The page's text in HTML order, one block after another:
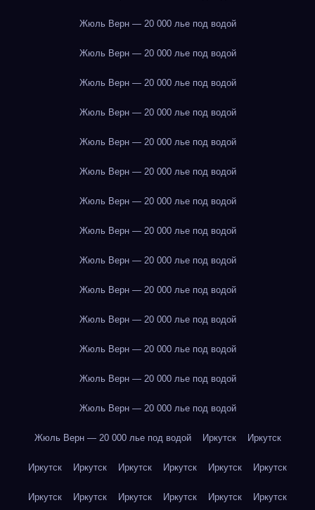
Жюль Верн — 20 000 лье под водой
Жюль Верн — 20 000 лье под водой
Жюль Верн — 20 000 лье под водой
Жюль Верн — 20 000 лье под водой
Жюль Верн — 20 000 лье под водой
Жюль Верн — 20 000 лье под водой
Жюль Верн — 20 000 лье под водой
Жюль Верн — 20 000 лье под водой
Жюль Верн — 20 000 лье под водой
Жюль Верн — 20 000 лье под водой
Жюль Верн — 20 000 лье под водой
Жюль Верн — 20 000 лье под водой
Жюль Верн — 20 000 лье под водой
Жюль Верн — 20 000 лье под водой
Жюль Верн — 20 000 лье под водой Иркутск Иркутск
Иркутск Иркутск Иркутск Иркутск Иркутск Иркутск
Иркутск Иркутск Иркутск Иркутск Иркутск Иркутск